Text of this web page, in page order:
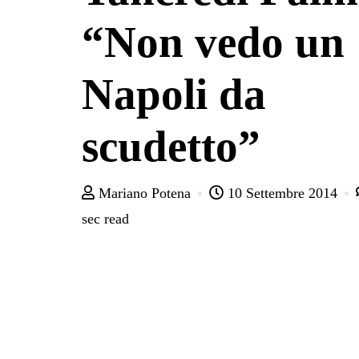
“Non vedo un
Napoli da
scudetto”
Mariano Potena
10 Settembre 2014
sec read